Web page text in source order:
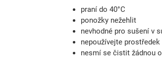
praní do 40°C
ponožky nežehlit
nevhodné pro sušení v
nepoužívejte
nesmí se čistit žádnou